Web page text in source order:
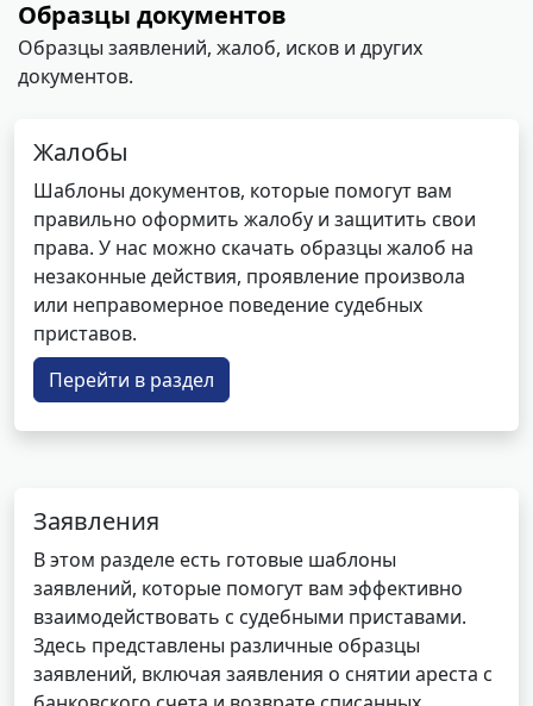
Образцы документов
Образцы заявлений, жалоб, исков и других
документов.
Жалобы
Шаблоны документов, которые помогут вам
правильно оформить жалобу и защитить свои
права. У нас можно скачать образцы жалоб на
незаконные действия, проявление произвола
или неправомерное поведение судебных
приставов.
Перейти в раздел
Заявления
В этом разделе есть готовые шаблоны
заявлений, которые помогут вам эффективно
взаимодействовать с судебными приставами.
Здесь представлены различные образцы
заявлений, включая заявления о снятии ареста с